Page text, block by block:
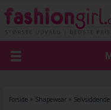
Forside » Shapewear» Selvsiddende